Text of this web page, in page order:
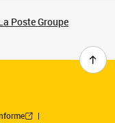
Poste Groupe